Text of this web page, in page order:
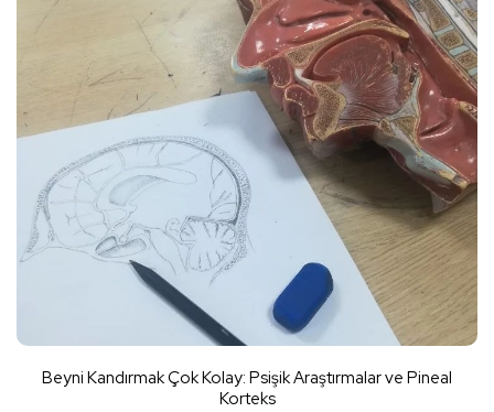
Beyni Kandırmak Çok Kolay: Psişik Araştırmalar ve Pineal
Korteks